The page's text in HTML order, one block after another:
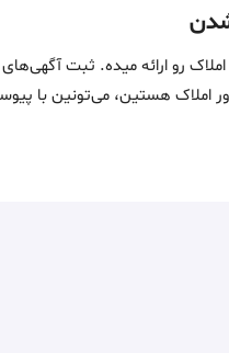
در حوزۀ املاک رو ارائه
اگه مشاور املاک هستین،